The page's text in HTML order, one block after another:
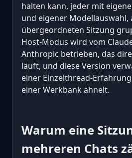
halten kann, jeder mit
und eigener Modellauswahl,
übergeordneten Sitzung
Host-Modus wird vom
Anthropic betrieben, das
läuft, und diese Version
einer Einzelthread-
einer Werkbank ähnelt.
Warum eine
mehreren Chats